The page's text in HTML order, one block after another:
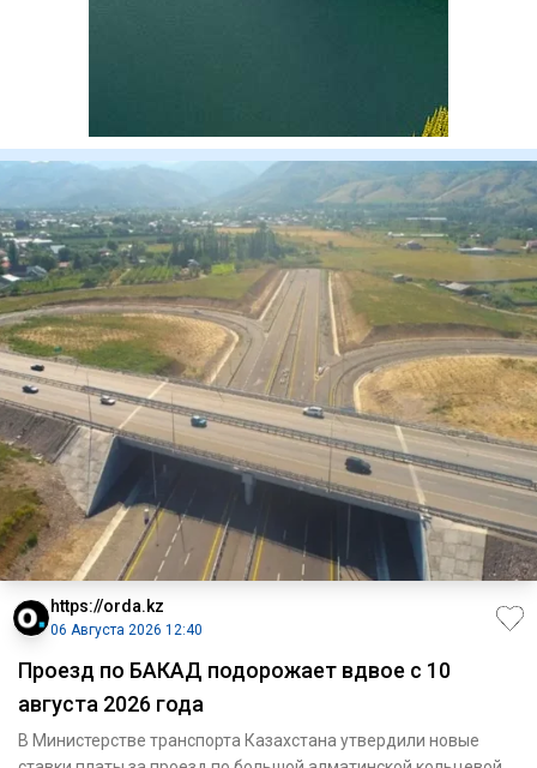
https://orda.kz
06 Августа 2026 12:40
Проезд по БАКАД подорожает вдвое с 10
августа 2026 года
В Министерстве транспорта Казахстана утвердили новые